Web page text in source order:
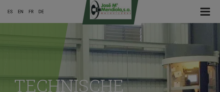
☰ Menu
ES EN FR DE
TECHNISCHE